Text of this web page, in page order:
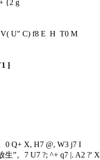
{2 g
V( U" C) f8 E H T0 M
]
0 Q+ X, H7 @, W3 j7 I
”。 7 U7 ?; ^+ q7 |. A2 ?' X